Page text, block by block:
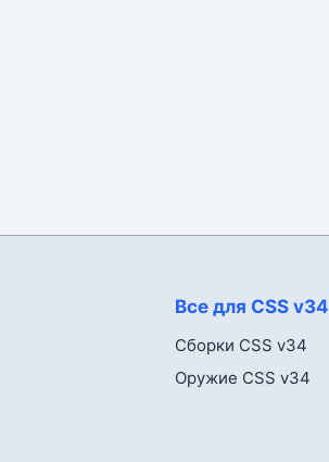
Все для CSS v34
Сборки CSS v34
Оружие CSS v34